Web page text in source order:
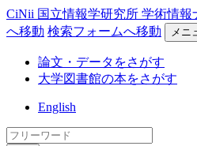
CiNii 国立情報学研究所 学術情
へ移動 検索フォームへ移動 メニ
論文・データをさがす
大学図書館の本をさがす
English